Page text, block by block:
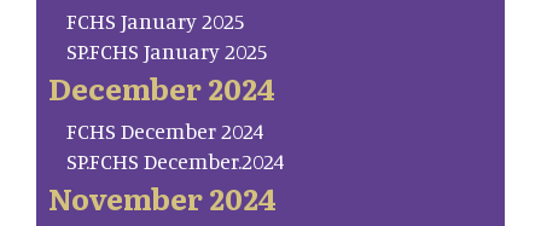
FCHS January 2025
SP.FCHS January 2025
December 2024
FCHS December 2024
SP.FCHS December.2024
November 2024